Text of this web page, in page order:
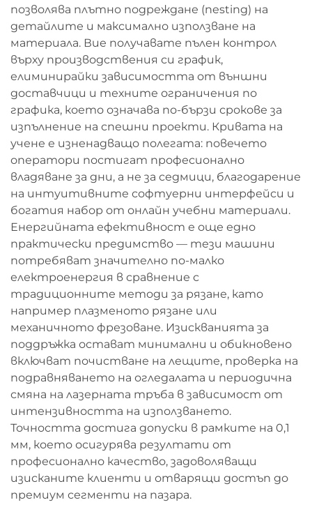
позволява плътно подреждане (nesting) на
детайлите и максимално използване на
материала. Вие получавате пълен контрол
върху производствения си график,
елиминирайки зависимостта от външни
доставчици и техните ограничения по
графика, което означава по-бързи срокове за
изпълнение на спешни проекти. Кривата на
учене е изненадващо полегата: повечето
оператори постигат професионално
владяване за дни, а не за седмици, благодарение
на интуитивните софтуерни интерфейси и
богатия набор от онлайн учебни материали.
Енергийната ефективност е още едно
практически предимство — тези машини
потребяват значително по-малко
електроенергия в сравнение с
традиционните методи за рязане, като
например плазменото рязане или
механичното фрезоване. Изискванията за
поддръжка остават минимални и обикновено
включват почистване на лещите, проверка на
подравняването на огледалата и периодична
смяна на лазерната тръба в зависимост от
интензивността на използването.
Точността достига допуски в рамките на 0,1
мм, което осигурява резултати от
професионално качество, задоволяващи
изисканите клиенти и отварящи достъп до
премиум сегменти на пазара.